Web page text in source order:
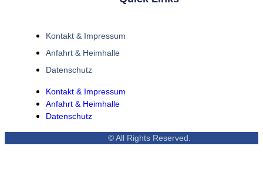
Kontakt & Impressum
Anfahrt & Heimhalle
Datenschutz
Kontakt & Impressum
Anfahrt & Heimhalle
Datenschutz
© All Rights Reserved.